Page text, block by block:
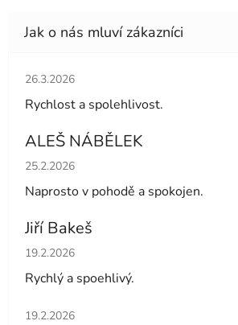
Hodnocení obchodu je 5 z 5 hvězdiček.
26.3.2026
Rychlost a spolehlivost.
ALEŠ NÁBĚLEK
Hodnocení obchodu je 5 z 5 hvězdiček.
25.2.2026
Naprosto v pohodě a spokojen.
Jiří Bakeš
Hodnocení obchodu je 5 z 5 hvězdiček.
19.2.2026
Rychlý a spoehlivý.
Hodnocení obchodu je 5 z 5 hvězdiček.
19.2.2026